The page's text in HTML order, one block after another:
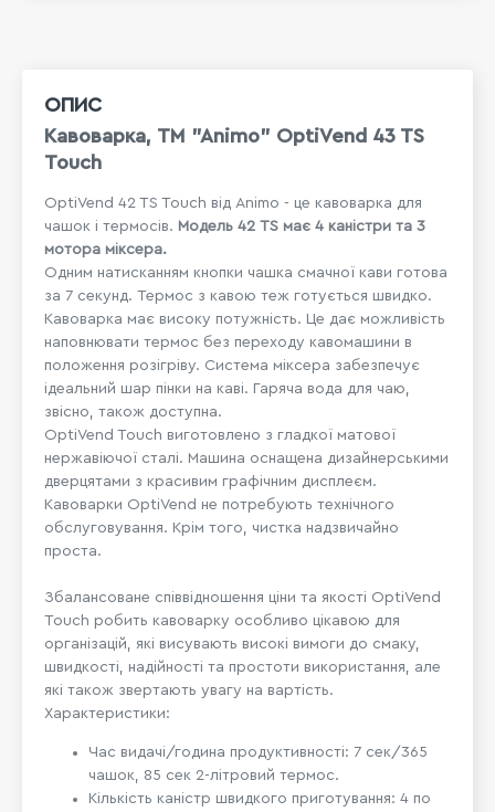
ОПИС
Кавоварка, TM "Animo" OptiVend 43 TS
Touch
OptiVend 42 TS Touch від Animo - це кавоварка для
чашок і термосів. Модель 42 TS має 4 каністри та 3
мотора міксера.
Одним натисканням кнопки чашка смачної кави готова
за 7 секунд. Термос з кавою теж готується швидко.
Кавоварка має високу потужність. Це дає можливість
наповнювати термос без переходу кавомашини в
положення розігріву. Система міксера забезпечує
ідеальний шар пінки на каві. Гаряча вода для чаю,
звісно, також доступна.
OptiVend Touch виготовлено з гладкої матової
нержавіючої сталі. Машина оснащена дизайнерськими
дверцятами з красивим графічним дисплеєм.
Кавоварки OptiVend не потребують технічного
обслуговування. Крім того, чистка надзвичайно
проста.
Збалансоване співвідношення ціни та якості OptiVend
Touch робить кавоварку особливо цікавою для
організацій, які висувають високі вимоги до смаку,
швидкості, надійності та простоти використання, але
які також звертають увагу на вартість.
Характеристики:
Час видачі/година продуктивності: 7 сек/365
чашок, 85 сек 2-літровий термос.
Кількість каністр швидкого приготування: 4 по